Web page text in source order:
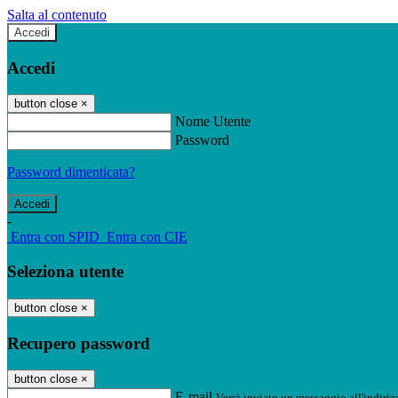
Salta al contenuto
Accedi
Accedi
button close ×
Nome Utente
Password
Password dimenticata?
-
Entra con SPID Entra con CIE
Seleziona utente
button close ×
Recupero password
button close ×